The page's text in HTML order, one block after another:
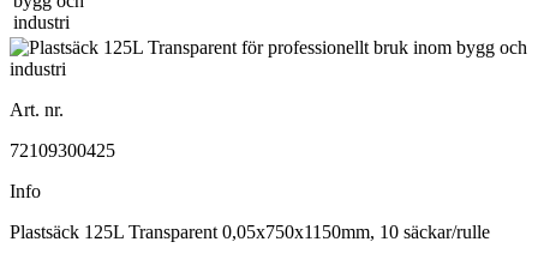
Art. nr.
72109300425
Info
Plastsäck 125L Transparent 0,05x750x1150mm, 10 säckar/rulle